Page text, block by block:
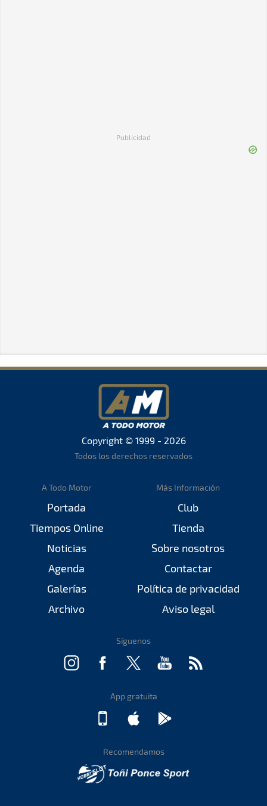
Publicidad
Copyright © 1999 - 2026
Todos los derechos reservados
A Todo Motor
Portada
Tiempos Online
Noticias
Agenda
Galerías
Archivo
Más Información
Club
Tienda
Sobre nosotros
Contactar
Política de privacidad
Aviso legal
Síguenos
App gratuita
Recomendamos